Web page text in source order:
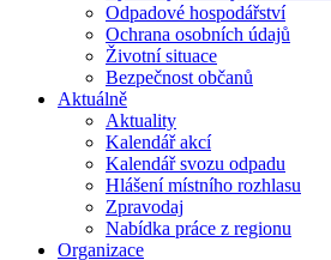
Odpadové hospodářství
Ochrana osobních údajů
Životní situace
Bezpečnost občanů
Aktuálně
Aktuality
Kalendář akcí
Kalendář svozu odpadu
Hlášení místního rozhlasu
Zpravodaj
Nabídka práce z regionu
Organizace